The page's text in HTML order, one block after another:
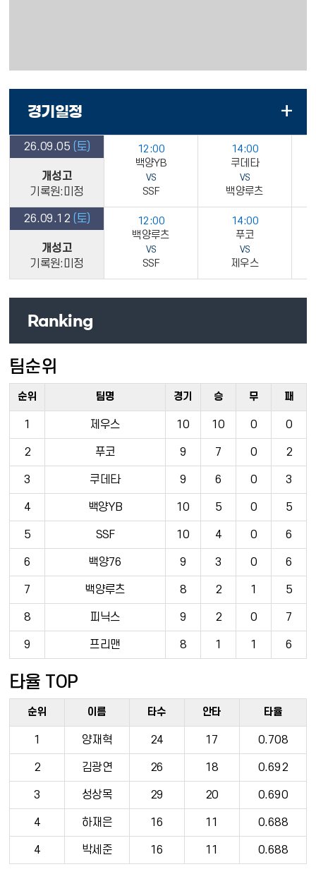
경기일정 +
26.09.05 (토)
개성고
기록원:미정
12:00
백양YB
VS
SSF
14:00
쿠데타
VS
백양루츠
26.09.12 (토)
개성고
기록원:미정
12:00
백양루츠
VS
SSF
14:00
푸코
VS
제우스
Ranking
팀순위
순위 팀명 경기 승 무 패
1 제우스 10 10 0 0
2 푸코 9 7 0 2
3 쿠데타 9 6 0 3
4 백양YB 10 5 0 5
5 SSF 10 4 0 6
6 백양76 9 3 0 6
7 백양루츠 8 2 1 5
8 피닉스 9 2 0 7
9 프리맨 8 1 1 6
타율 TOP
순위 이름 타수 안타 타율
1 양재혁 24 17 0.708
2 김광연 26 18 0.692
3 성상목 29 20 0.690
4 하재은 16 11 0.688
4 박세준 16 11 0.688